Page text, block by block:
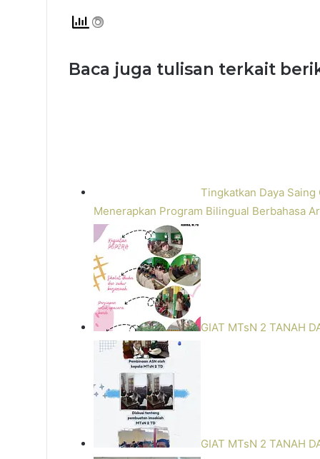
Baca juga tulisan terkait
Tingkatkan Daya Saing
Menerapkan Program Bilingual Berbahasa
GIAT MTsN 2 TANAH
GIAT MTsN 2 TANAH